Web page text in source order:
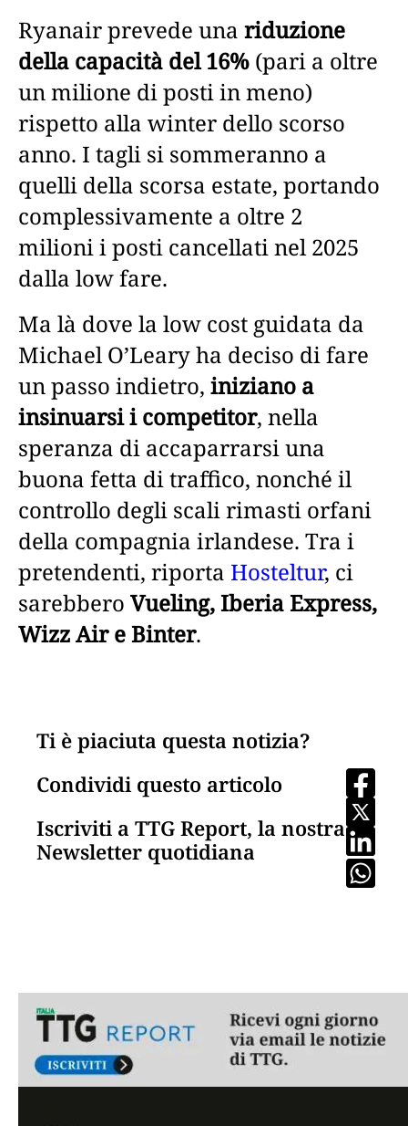
Ryanair prevede una riduzione
della capacità del 16% (pari a oltre
un milione di posti in meno)
rispetto alla winter dello scorso
anno. I tagli si sommeranno a
quelli della scorsa estate, portando
complessivamente a oltre 2
milioni i posti cancellati nel 2025
dalla low fare.
Ma là dove la low cost guidata da
Michael O’Leary ha deciso di fare
un passo indietro, iniziano a
insinuarsi i competitor, nella
speranza di accaparrarsi una
buona fetta di traffico, nonché il
controllo degli scali rimasti orfani
della compagnia irlandese. Tra i
pretendenti, riporta Hosteltur, ci
sarebbero Vueling, Iberia Express,
Wizz Air e Binter.
Ti è piaciuta questa notizia?
Condividi questo articolo
Iscriviti a TTG Report, la nostra
Newsletter quotidiana